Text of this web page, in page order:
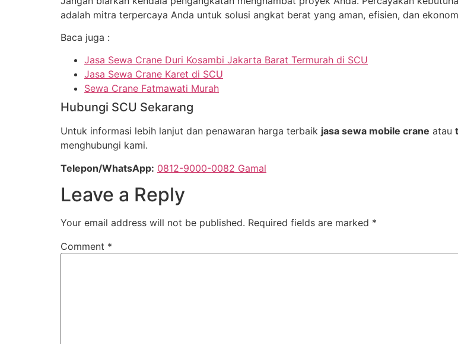
adalah mitra terpercaya Anda untuk solusi angkat berat yang aman, efisien, dan
Baca juga :
Jasa Sewa Crane Duri Kosambi Jakarta Barat Termurah di SCU
Jasa Sewa Crane Karet di SCU
Sewa Crane Fatmawati Murah
Hubungi SCU Sekarang
Untuk informasi lebih lanjut dan penawaran harga terbaik jasa sewa mobile crane atau
menghubungi kami.
Telepon/WhatsApp: 0812-9000-0082 Gamal
Leave a Reply
Your email address will not be published. Required fields are marked *
Comment *